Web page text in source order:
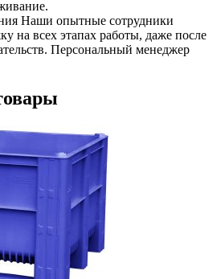
Наши опытные сотрудники
на всех этапах работы, даже после
Персональный менеджер